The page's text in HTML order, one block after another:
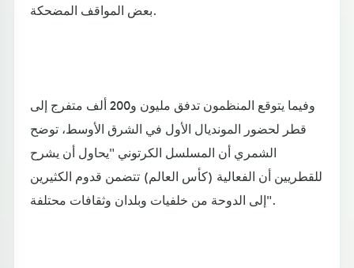
بعض المواقف المضحكة.
وفيما يتوقع المنظمون تدفق مليون و200 ألف متفرج إلى
قطر لحضور المونديال الأول في الشرق الأوسط، توضح
الشمري أن المسلسل الكرتوني "يحاول أن يشرح
للقطريين أن الفعالية (كأس العالم) تتضمن قدوم الكثيرين
إلى الدوحة من خلفيات وبلدان وثقافات محتلفة".